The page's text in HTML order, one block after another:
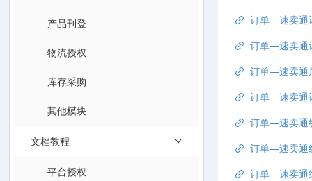
产品刊登
物流授权
库存采购
其他模块
文档教程
平台授权
订单—速卖通
订单—速卖通
订单—速卖通
订单—速卖通
订单—速卖通
订单—速卖通
订单—速卖通